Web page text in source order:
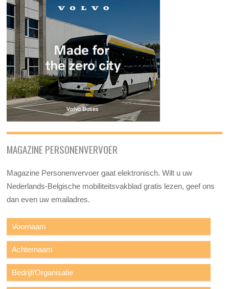
MAGAZINE PERSONENVERVOER
Magazine Personenvervoer gaat elektronisch. Wilt u uw
Nederlands-Belgische mobiliteitsvakblad gratis lezen, geef ons
dan even uw emailadres.